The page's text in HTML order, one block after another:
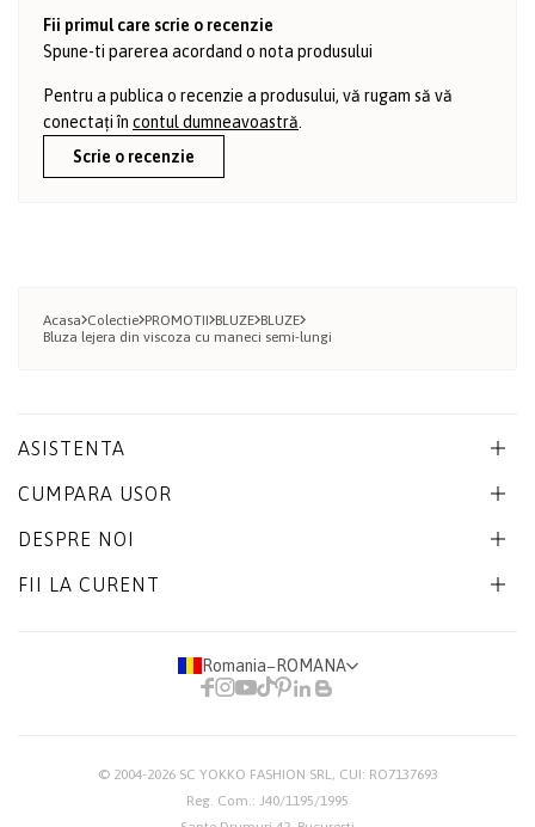
Fii primul care scrie o recenzie
Spune-ti parerea acordand o nota produsului
Pentru a publica o recenzie a produsului, vă rugam să vă
conectați în contul dumneavoastră
Scrie o recenzie
Acasa Colectie PROMOTII BLUZE BLUZE
Bluza lejera din viscoza cu maneci semi-lungi
ASISTENTA
CUMPARA USOR
DESPRE NOI
FII LA CURENT
Romania− ROMANA
© 2004-2026 SC YOKKO FASHION SRL, CUI: RO7137693
Reg. Com.: J40/1195/1995